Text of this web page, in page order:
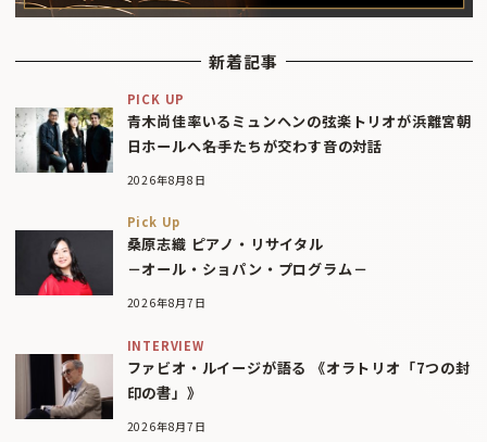
新着記事
PICK UP
青木尚佳率いるミュンヘンの弦楽トリオが浜離宮朝
日ホールへ――名手たちが交わす音の対話
2026年8月8日
Pick Up
桑原志織 ピアノ・リサイタル
－オール・ショパン・プログラム－
2026年8月7日
INTERVIEW
ファビオ・ルイージが語る 《オラトリオ「7つの封
印の書」》
2026年8月7日